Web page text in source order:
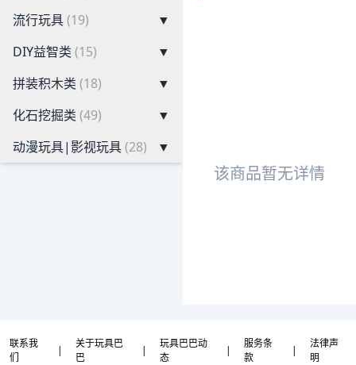
流行玩具(19)
▼
DIY益智类 (15)
▼
拼装积木类 (18)
▼
化石挖掘类 (49)
▼
动漫玩具|影视玩具(28) ▼
该商品暂无详情
联系我
们
|
关于玩具巴
巴
|
玩具巴巴动
态
|
服务条
款
|
法律声
明